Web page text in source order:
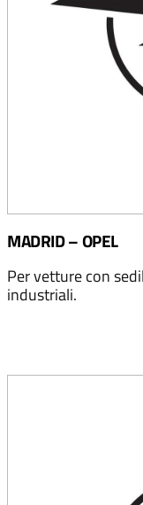
MADRID – OPEL
Per vetture con
industriali.